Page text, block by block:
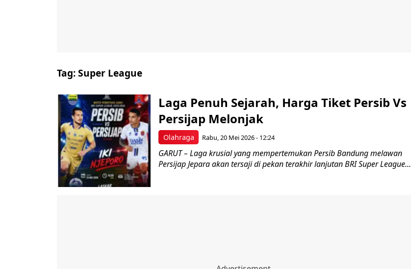
Tag:Super League
Olahraga
Laga Penuh Sejarah, Harga Tiket Persib Vs
Persijap Melonjak
Rabu, 20 Mei 2026 - 12:24
GARUT – Laga krusial yang mempertemukan Persib Bandung melawan
Persijap Jepara akan tersaji di pekan terakhir lanjutan BRI Super League...